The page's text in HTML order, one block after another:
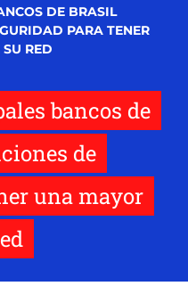
DE BRASIL
PARA TENER
RED
bancos de
de
una mayor